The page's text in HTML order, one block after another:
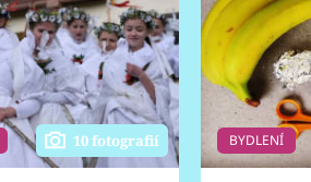
10 fotografií BYDLENÍ